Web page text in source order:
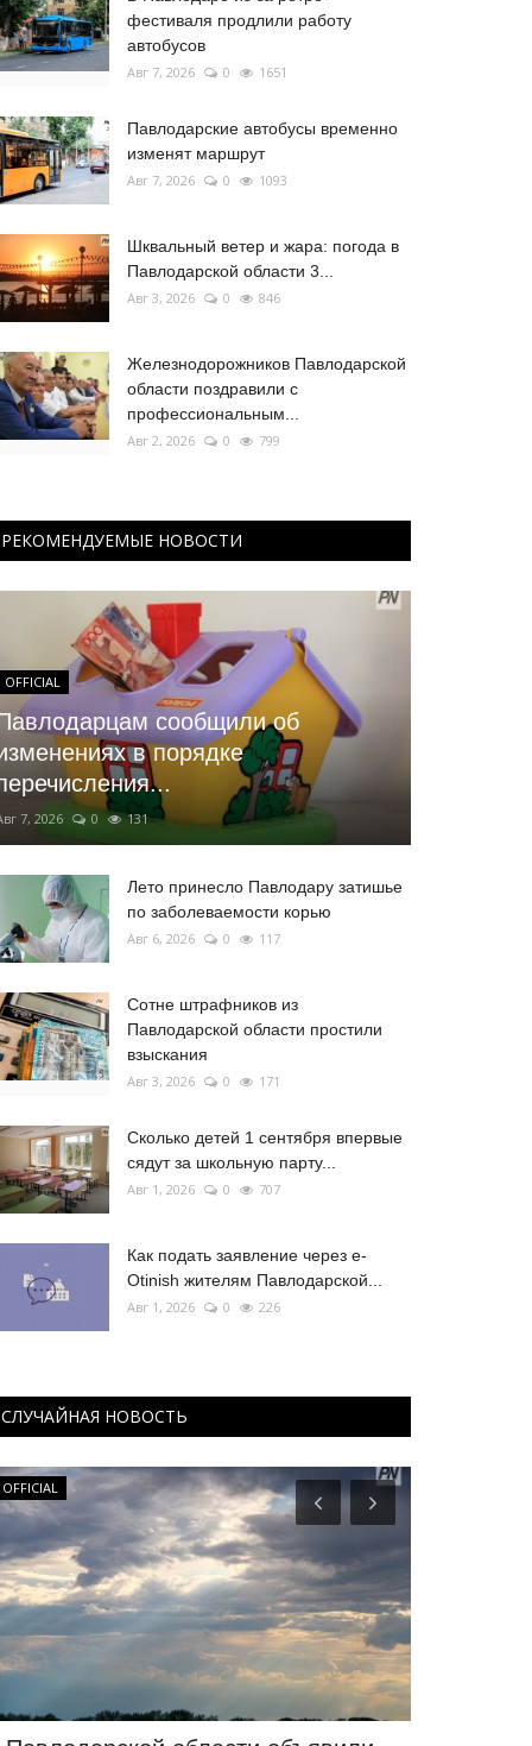
фестиваля продлили работу
автобусов
Авг 7, 2026 0 1651
Павлодарские автобусы временно
изменят маршрут
Авг 7, 2026 0 1093
Шквальный ветер и жара: погода в
Павлодарской области 3...
Авг 3, 2026 0 846
Железнодорожников Павлодарской
области поздравили с
профессиональным...
Авг 2, 2026 0 799
РЕКОМЕНДУЕМЫЕ НОВОСТИ
OFFICIAL
сообщили об
в порядке
7, 2026 0 131
Лето принесло Павлодару затишье
по заболеваемости корью
Авг 6, 2026 0 117
Сотне штрафников из
Павлодарской области простили
взыскания
Авг 3, 2026 0 171
Сколько детей 1 сентября впервые
сядут за школьную парту...
Авг 1, 2026 0 707
Как подать заявление через e-
Otinish жителям Павлодарской...
Авг 1, 2026 0 226
СЛУЧАЙНАЯ НОВОСТЬ
OFFICIAL